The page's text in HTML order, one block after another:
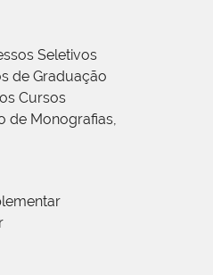
Seletivos
de Graduação
Cursos
de Monografias,